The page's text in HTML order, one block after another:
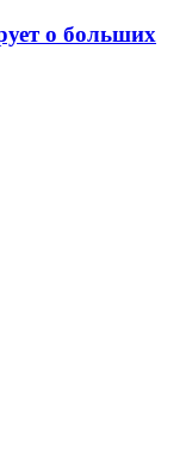
о больших